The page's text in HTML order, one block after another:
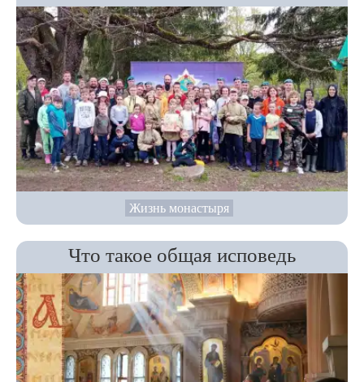
Жизнь монастыря
Что такое общая исповедь